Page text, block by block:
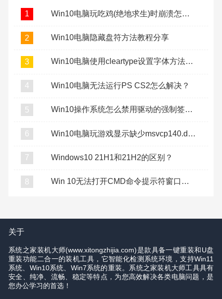
1 Win10电脑玩吃鸡(绝地求生)时崩溃怎么办？
2 Win10电脑隐藏盘符方法教程分享
3 Win10电脑使用cleartype设置字体方法教程
4 Win10电脑无法运行PS CS2怎么解决？
5 Win10操作系统怎么禁用驱动的强制签名？
6 Win10电脑玩游戏显示缺少msvcp140.dll怎么办？
7 Windows10 21H1和21H2的区别？
8 Win 10无法打开CMD命令提示符窗口怎么办？
关于
系统之家装机大师(www.xitongzhijia.com)是款具备一键重装和U盘
重装功能二合一的装机工具，它智能化检测系统环境，支持Win11
系统、Win10系统、Win7系统的重装。系统之家装机大师工具具有
安全、纯净、流畅、稳定等特点，为您高效解决各类电脑问题，是
您办公学习的首选！